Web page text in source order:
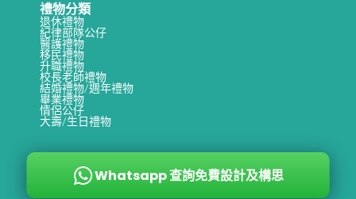
Whatsapp 查詢免費設計及構思
禮物分類
退休禮物
紀律部隊公仔
醫護禮物
移民禮物
升職禮物
校長老師禮物
結婚禮物/週年禮物
畢業禮物
情侶公仔
大壽/生日禮物